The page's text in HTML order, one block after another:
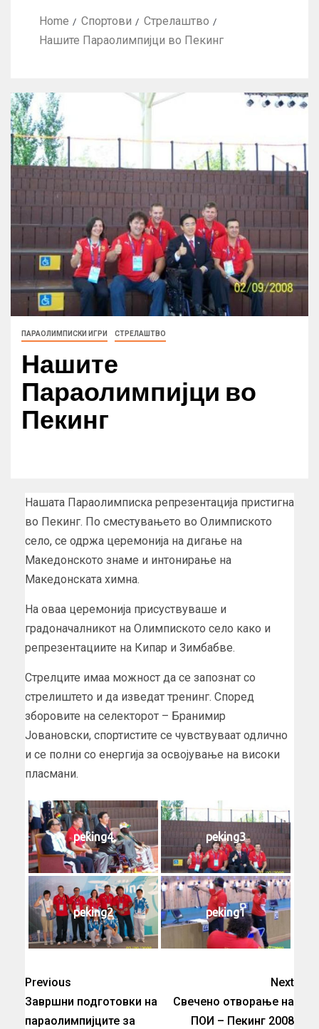
Home Спортови
Стрелаштво
Нашите Параолимпијци во Пекинг
ПАРАОЛИМПИСКИ ИГРИ СТРЕЛАШТВО
Нашите
Параолимпијци во
Пекинг
Нашата Параолимписка репрезентација пристигна
во Пекинг. По сместувањето во Олимпиското
село, се одржа церемонија на дигање на
Македонското знаме и интонирање на
Македонската химна.
На оваа церемонија присуствуваше и
градоначалникот на Олимпиското село како и
репрезентациите на Кипар и Зимбабве.
Стрелците имаа можност да се запознат со
стрелиштето и да изведат тренинг. Според
зборовите на селекторот – Бранимир
Јовановски, спортистите се чувствуваат одлично
и се полни со енергија за освојување на високи
пласмани.
peking4 peking3
peking2 peking1
Previous
Завршни подготовки на
параолимпијците за
Next
Свечено отворање на
ПОИ – Пекинг 2008